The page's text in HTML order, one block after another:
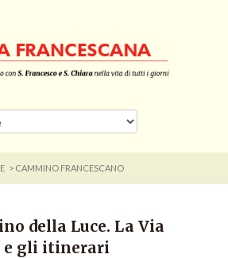
> CAMMINO FRANCESCANO
della Luce. La Via
e gli itinerari